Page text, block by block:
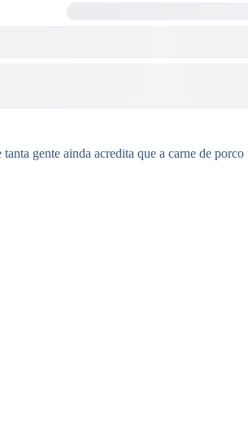
gente ainda acredita que a carne de